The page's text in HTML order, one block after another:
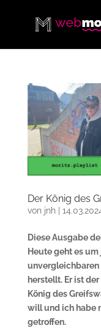
Der König des
von jnh|
Diese Ausgabe
Heute geht es
unvergleichbaren
herstellt. Er ist
König des
will und ich habe
getroffen.